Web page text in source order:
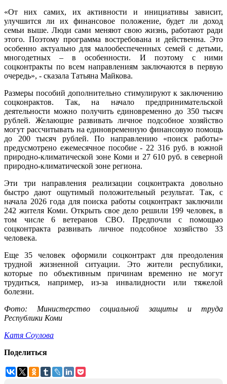
«От них самих, их активности и инициативы зависит,
улучшится ли их финансовое положение, будет ли доход
семьи выше. Люди сами меняют свою жизнь, работают ради
этого. Поэтому программа востребована и действенна. Это
особенно актуально для малообеспеченных семей с детьми,
многодетных – в особенности. И поэтому с ними
соцконтракты по всем направлениям заключаются в первую
очередь», - сказала Татьяна Майкова.
Размеры пособий дополнительно стимулируют к заключению
соцконрактов. Так, на начало предпринимательской
деятельности можно получить единовременно до 350 тысяч
рублей. Желающие развивать личное подсобное хозяйство
могут рассчитывать на единовременную финансовую помощь
до 200 тысяч рублей. По направлению «поиск работы»
предусмотрено ежемесячное пособие - 22 316 руб. в южной
природно-климатической зоне Коми и 27 610 руб. в северной
природно-климатической зоне региона.
Эти три направления реализации соцконтракта довольно
быстро дают ощутимый положительный результат. Так, с
начала 2026 года для поиска работы соцконтракт заключили
242 жителя Коми. Открыть свое дело решили 199 человек, в
том числе 6 ветеранов СВО. Предпочли с помощью
соцконтракта развивать личное подсобное хозяйство 33
человека.
Еще 35 человек оформили соцконтракт для преодоления
трудной жизненной ситуации. Это жители республики,
которые по объективным причинам временно не могут
трудиться, например, из-за инвалидности или тяжелой
болезни.
Фото: Министерство социальной защиты и труда
Республики Коми
Катя Соулова
Поделиться